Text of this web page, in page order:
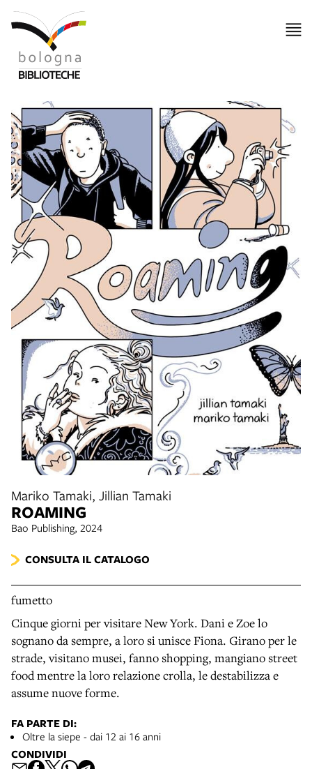
Mariko Tamaki, Jillian Tamaki
ROAMING
Bao Publishing, 2024
CONSULTA IL CATALOGO
fumetto
Cinque giorni per visitare New York. Dani e Zoe lo
sognano da sempre, a loro si unisce Fiona. Girano per le
strade, visitano musei, fanno shopping, mangiano street
food mentre la loro relazione crolla, le destabilizza e
assume nuove forme.
FA PARTE DI:
Oltre la siepe - dai 12 ai 16 anni
CONDIVIDI